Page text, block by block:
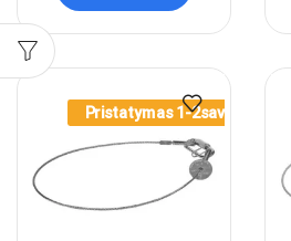
Pristatymas 1-2sav.